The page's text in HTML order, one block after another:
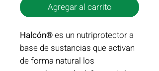
Agregar al carrito
Halcón®es un nutriprotector a
base de sustancias que activan
de forma natural los